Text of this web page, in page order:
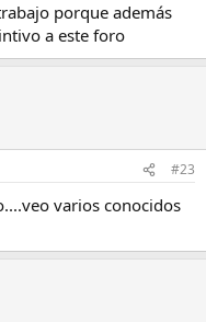
porque además
a este foro
#23
varios conocidos